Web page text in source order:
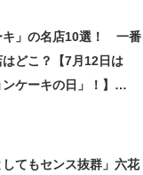
キ」の名店10選！ 一番
どこ？【7月12日は
ケーキの日」！】
してもセンス抜群」六花